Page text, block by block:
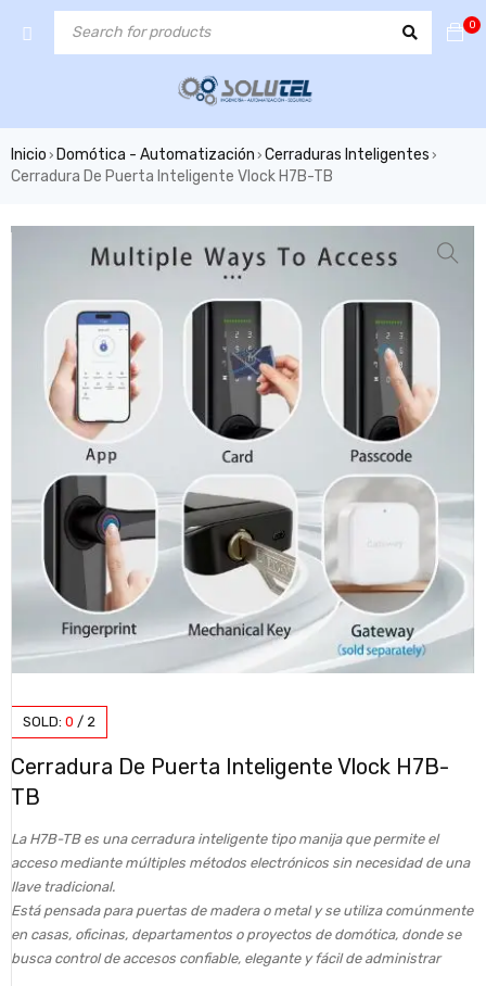
0
Inicio › Domótica - Automatización › Cerraduras Inteligentes ›
Cerradura De Puerta Inteligente Vlock H7B-TB
SOLD: 0 / 2
Cerradura De Puerta Inteligente Vlock H7B-
TB
La H7B-TB es una cerradura inteligente tipo manija que permite el
acceso mediante múltiples métodos electrónicos sin necesidad de una
llave tradicional.
Está pensada para puertas de madera o metal y se utiliza comúnmente
en casas, oficinas, departamentos o proyectos de domótica, donde se
busca control de accesos confiable, elegante y fácil de administrar